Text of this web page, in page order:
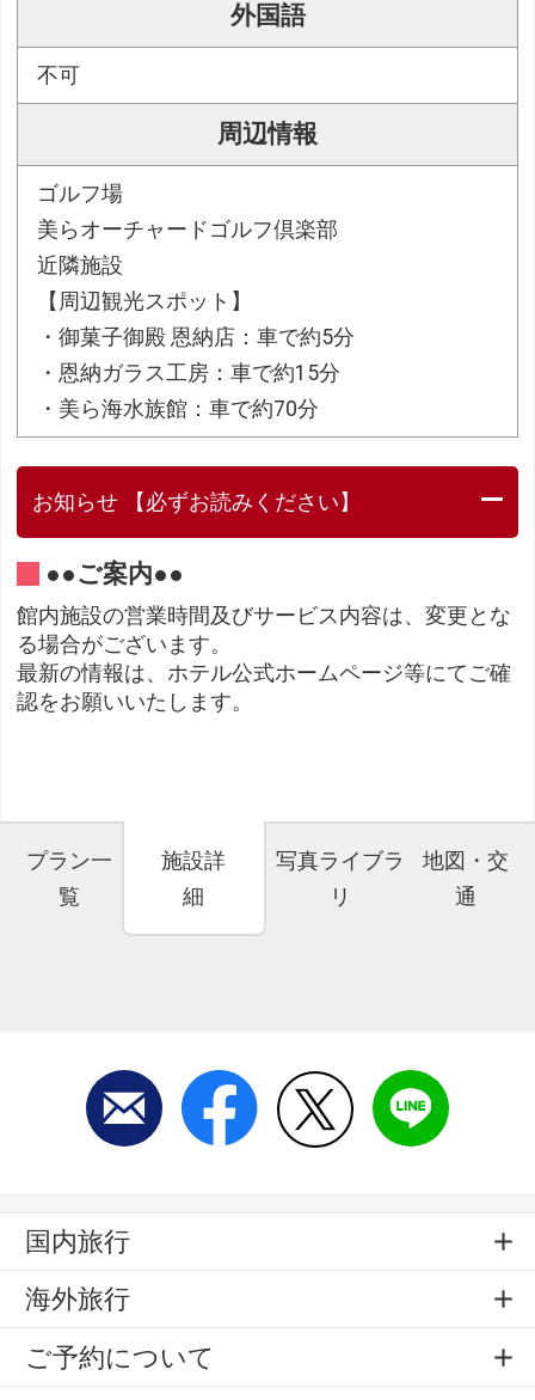
外国語
不可
周辺情報
ゴルフ場
美らオーチャードゴルフ倶楽部
近隣施設
【周辺観光スポット】
・御菓子御殿 恩納店：車で約5分
・恩納ガラス工房：車で約15分
・美ら海水族館：車で約70分
お知らせ 【必ずお読みください】
●●ご案内●●
館内施設の営業時間及びサービス内容は、変更とな
る場合がございます。
最新の情報は、ホテル公式ホームページ等にてご確
認をお願いいたします。
プラン一
覧
施設詳
細
写真ライブラ
リ
地図・交
通
国内旅行
海外旅行
ご予約について